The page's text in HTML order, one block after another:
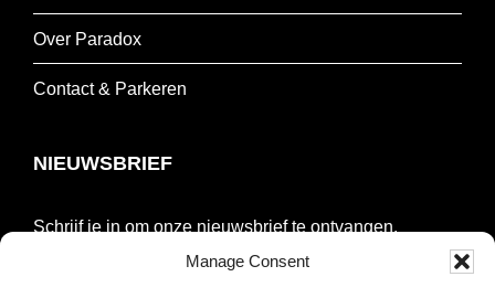
Manage Consent
Over Paradox
Contact & Parkeren
NIEUWSBRIEF
Schrijf je in om onze nieuwsbrief te ontvangen.